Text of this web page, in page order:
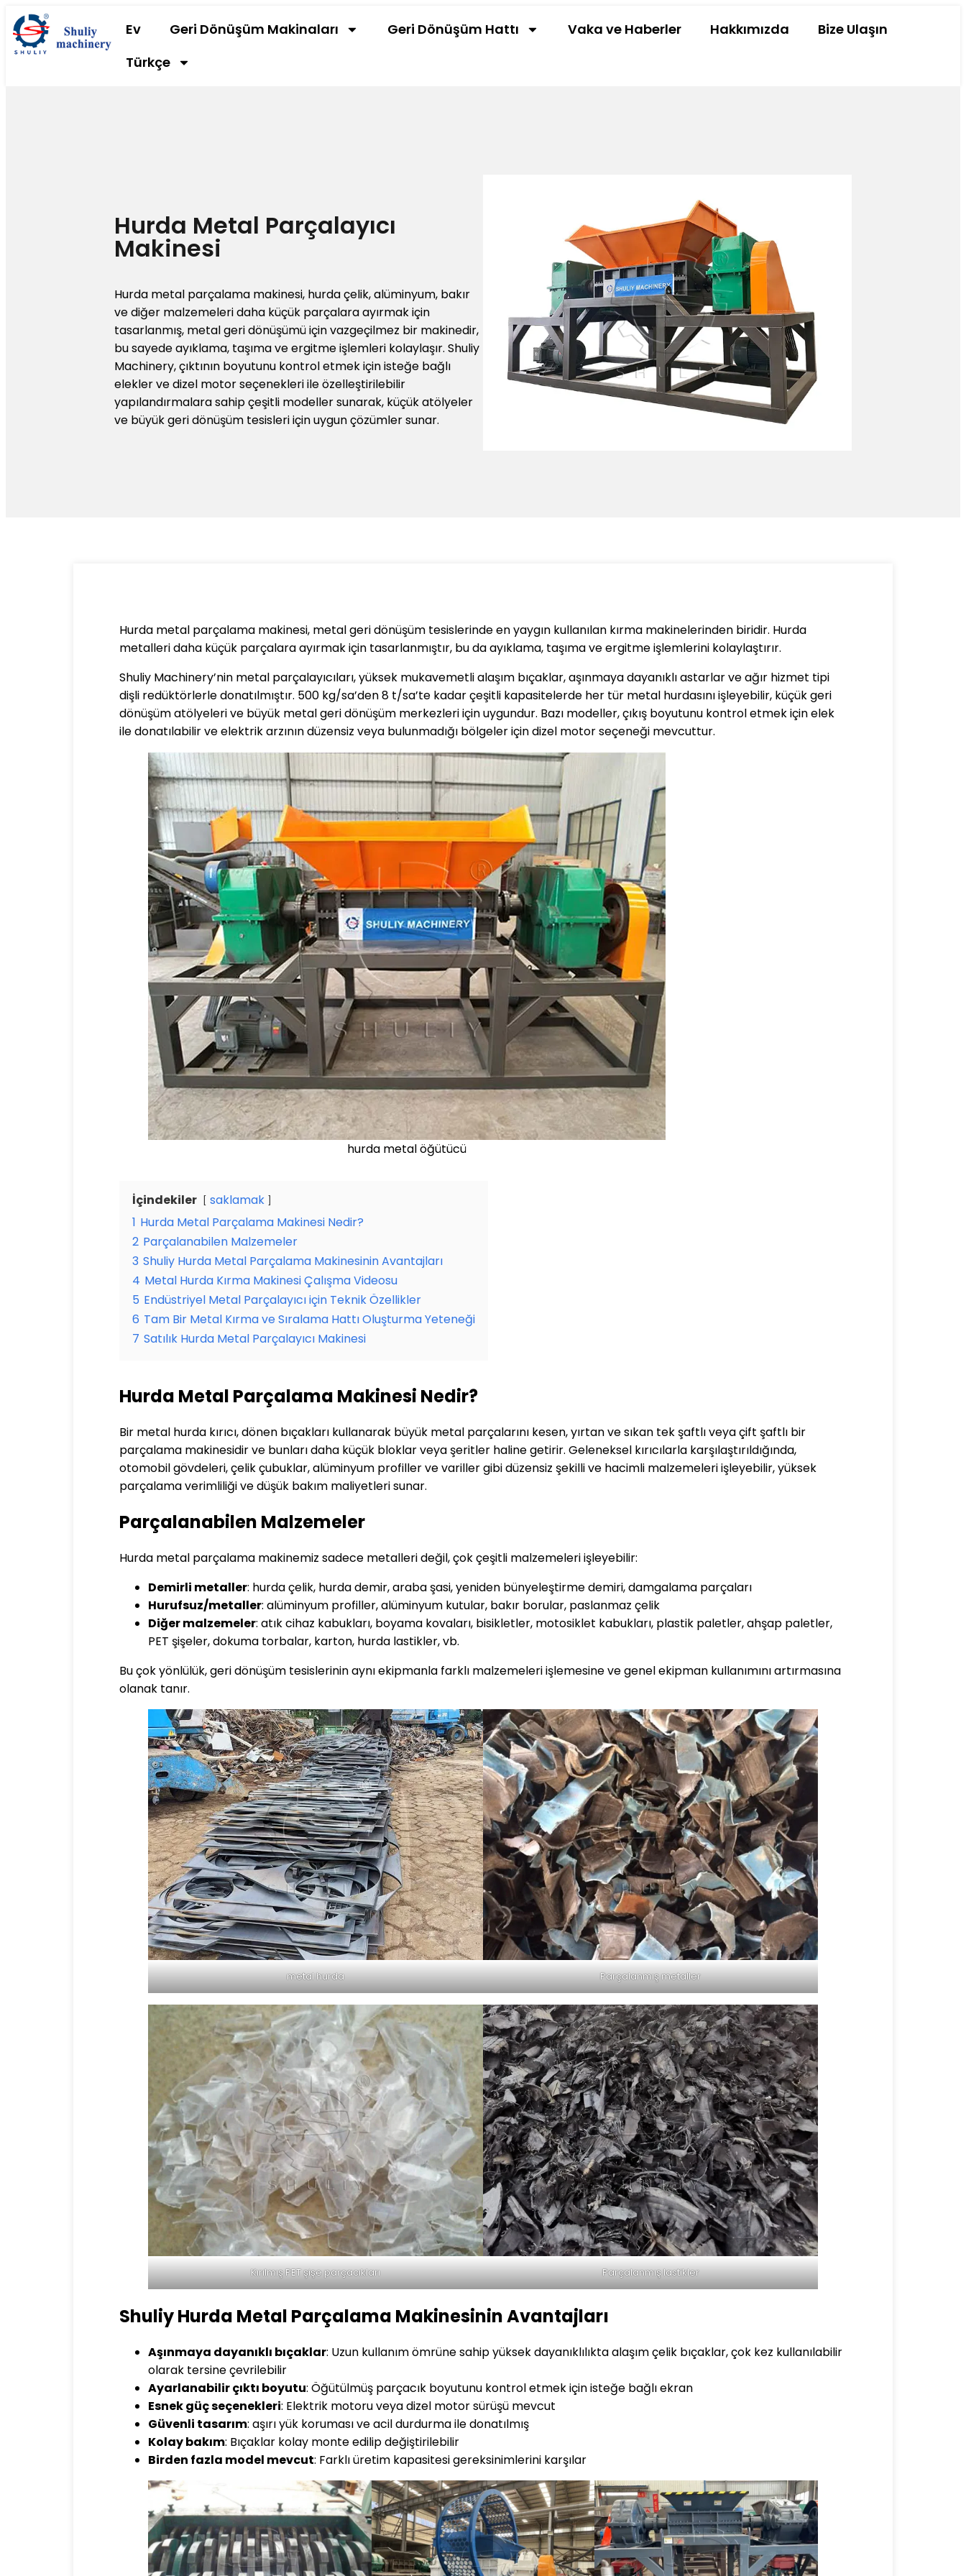
Ev Geri Dönüşüm Makinaları Geri Dönüşüm Hattı Vaka ve Haberler Hakkımızda
Bize Ulaşın
Türkçe
Hurda Metal Parçalayıcı
Makinesi
Hurda metal parçalama makinesi, hurda çelik, alüminyum, bakır
ve diğer malzemeleri daha küçük parçalara ayırmak için
tasarlanmış, metal geri dönüşümü için vazgeçilmez bir makinedir,
bu sayede ayıklama, taşıma ve ergitme işlemleri kolaylaşır. Shuliy
Machinery, çıktının boyutunu kontrol etmek için isteğe bağlı
elekler ve dizel motor seçenekleri ile özelleştirilebilir
yapılandırmalara sahip çeşitli modeller sunarak, küçük atölyeler
ve büyük geri dönüşüm tesisleri için uygun çözümler sunar.
Hurda metal parçalama makinesi, metal geri dönüşüm tesislerinde en yaygın kullanılan kırma makinelerinden biridir. Hurda
metalleri daha küçük parçalara ayırmak için tasarlanmıştır, bu da ayıklama, taşıma ve ergitme işlemlerini kolaylaştırır.
Shuliy Machinery’nin metal parçalayıcıları, yüksek mukavemetli alaşım bıçaklar, aşınmaya dayanıklı astarlar ve ağır hizmet tipi
dişli redüktörlerle donatılmıştır. 500 kg/sa’den 8 t/sa’te kadar çeşitli kapasitelerde her tür metal hurdasını işleyebilir, küçük geri
dönüşüm atölyeleri ve büyük metal geri dönüşüm merkezleri için uygundur. Bazı modeller, çıkış boyutunu kontrol etmek için elek
ile donatılabilir ve elektrik arzının düzensiz veya bulunmadığı bölgeler için dizel motor seçeneği mevcuttur.
hurda metal öğütücü
İçindekiler
saklamak
1 Hurda Metal Parçalama Makinesi Nedir?
2 Parçalanabilen Malzemeler
3 Shuliy Hurda Metal Parçalama Makinesinin Avantajları
4 Metal Hurda Kırma Makinesi Çalışma Videosu
5 Endüstriyel Metal Parçalayıcı için Teknik Özellikler
6 Tam Bir Metal Kırma ve Sıralama Hattı Oluşturma Yeteneği
7 Satılık Hurda Metal Parçalayıcı Makinesi
Hurda Metal Parçalama Makinesi Nedir?
Bir metal hurda kırıcı, dönen bıçakları kullanarak büyük metal parçalarını kesen, yırtan ve sıkan tek şaftlı veya çift şaftlı bir
parçalama makinesidir ve bunları daha küçük bloklar veya şeritler haline getirir. Geleneksel kırıcılarla karşılaştırıldığında,
otomobil gövdeleri, çelik çubuklar, alüminyum profiller ve variller gibi düzensiz şekilli ve hacimli malzemeleri işleyebilir, yüksek
parçalama verimliliği ve düşük bakım maliyetleri sunar.
Parçalanabilen Malzemeler
Hurda metal parçalama makinemiz sadece metalleri değil, çok çeşitli malzemeleri işleyebilir:
Demirli metaller: hurda çelik, hurda demir, araba şasi, yeniden bünyeleştirme demiri, damgalama parçaları
Hurufsuz/metaller: alüminyum profiller, alüminyum kutular, bakır borular, paslanmaz çelik
Diğer malzemeler: atık cihaz kabukları, boyama kovaları, bisikletler, motosiklet kabukları, plastik paletler, ahşap paletler,
PET şişeler, dokuma torbalar, karton, hurda lastikler, vb.
Bu çok yönlülük, geri dönüşüm tesislerinin aynı ekipmanla farklı malzemeleri işlemesine ve genel ekipman kullanımını artırmasına
olanak tanır.
metal hurda Parçalanmış metaller
Kırılmış PET şişe parçacıkları Parçalanmış lastikler
Shuliy Hurda Metal Parçalama Makinesinin Avantajları
Aşınmaya dayanıklı bıçaklar: Uzun kullanım ömrüne sahip yüksek dayanıklılıkta alaşım çelik bıçaklar, çok kez kullanılabilir
olarak tersine çevrilebilir
Ayarlanabilir çıktı boyutu: Öğütülmüş parçacık boyutunu kontrol etmek için isteğe bağlı ekran
Esnek güç seçenekleri: Elektrik motoru veya dizel motor sürüşü mevcut
Güvenli tasarım: aşırı yük koruması ve acil durdurma ile donatılmış
Kolay bakım: Bıçaklar kolay monte edilip değiştirilebilir
Birden fazla model mevcut: Farklı üretim kapasitesi gereksinimlerini karşılar